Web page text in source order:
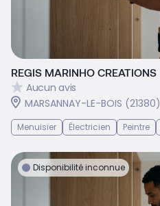
REGIS MARINHO CREATIONS
Aucun avis
MARSANNAY-LE-BOIS (21380)
Menuisier Électricien Peintre
Disponibilité inconnue